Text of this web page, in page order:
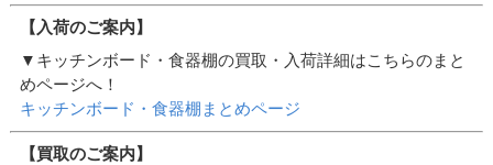
【入荷のご案内】
▼キッチンボード・食器棚の買取・入荷詳細はこちらのまと
めページへ！
キッチンボード・食器棚まとめページ
【買取のご案内】